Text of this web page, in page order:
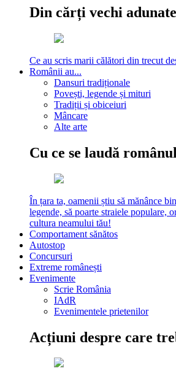
Din cărți vechi adunate
Ce au scris marii călători din trecut
Românii au...
Dansuri tradiționale
Povești, legende și mituri
Tradiții și obiceiuri
Mâncare
Alte arte
Cu ce se laudă românul
În țara ta, oamenii știu să mănânce
legende, să poarte straiele populare,
cultura neamului tău!
Comportament sănătos
Autostop
Concursuri
Extreme românești
Evenimente
Scrie România
IAdR
Evenimentele prietenilor
Acțiuni despre care